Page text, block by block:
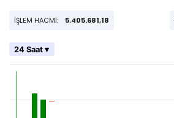
İŞLEM HACMİ: 5.405.681,18
24 Saat ▾